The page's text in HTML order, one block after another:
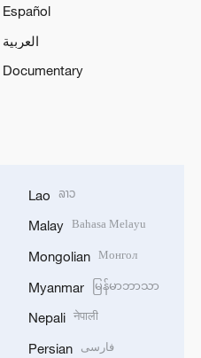
Español
العربية
Documentary
Lao ລາວ
Malay Bahasa Melayu
Mongolian Монгол
Myanmar မြန်မာဘာသာ
Nepali नेपाली
Persian فارسی